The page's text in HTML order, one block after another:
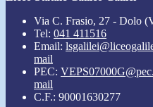
Via C. Frasio, 27 - Dolo
Tel: 041 411516
Email:
mail
PEC:
mail
C.F.: 90001630277